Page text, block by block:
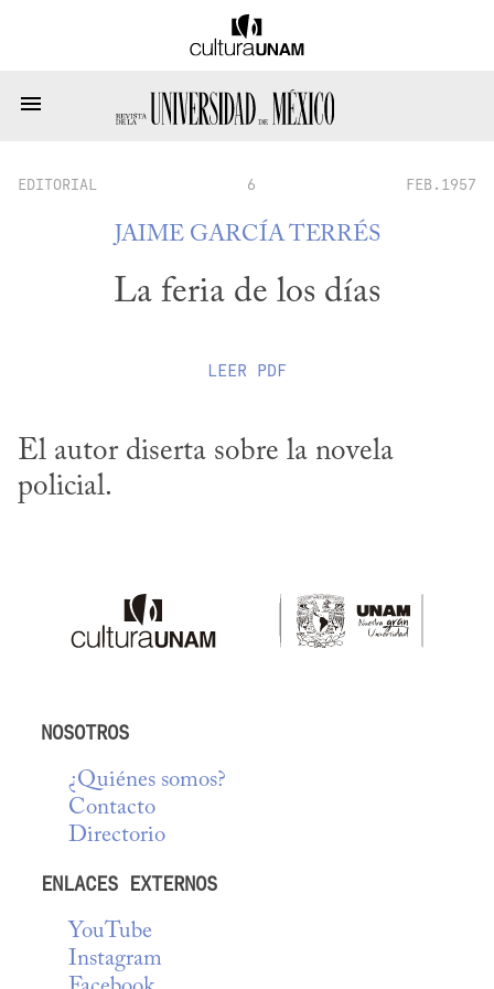
EDITORIAL 6 FEB.1957
JAIME GARCÍA TERRÉS
La feria de los días
LEER PDF
El autor diserta sobre la novela
policial.
NOSOTROS
¿Quiénes somos?
Contacto
Directorio
ENLACES EXTERNOS
YouTube
Instagram